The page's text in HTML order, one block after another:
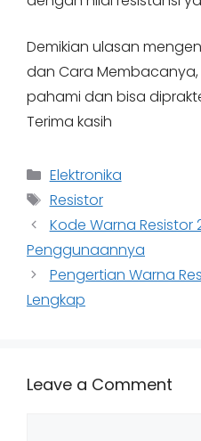
Demikian ulasan
dan Cara
pahami dan bisa
Terima kasih
Categories
Elektronika
Tags
Resistor
Kode Warna Resistor
Penggunaannya
Pengertian Warna
Lengkap
Leave a Comment